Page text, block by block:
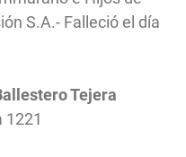
S.A.- Falleció el día
Tejera
1221